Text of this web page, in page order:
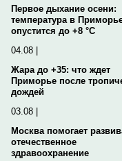
Первое дыхание осени:
температура в
опустится до +8 °C
04.08 |
Жара до +35: что ждет
Приморье после
дождей
03.08 |
Москва помогает
отечественное
здравоохранение